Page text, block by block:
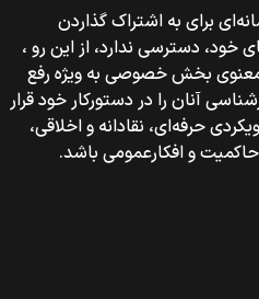
برای به اشتراک گذاردن
خود، دسترسی ندارد، از این رو ،
معنوی بخش خصوصی به ویژه رفع
آنان را در دستورکار خود قرار
حرفه‌ای، نقادانه و اخلاقی،
و افکارعمومی باشد.